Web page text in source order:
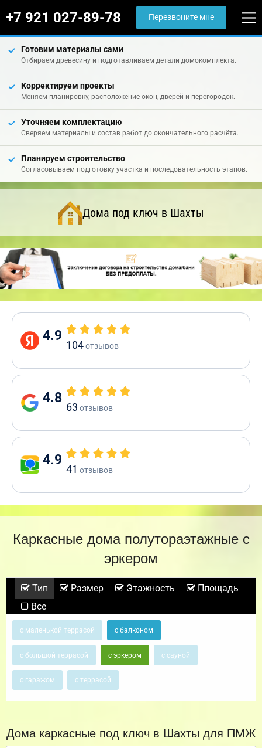
+7 921 027-89-78 Перезвоните мне
Готовим материалы сами
Отбираем древесину и подготавливаем детали домокомплекта.
Корректируем проекты
Меняем планировку, расположение окон, дверей и перегородок.
Уточняем комплектацию
Сверяем материалы и состав работ до окончательного расчёта.
Планируем строительство
Согласовываем подготовку участка и последовательность этапов.
Дома под ключ в Шахты
4.9
104отзывов
4.8
63 отзывов
4.9
41 отзывов
Каркасные дома полутораэтажные с
эркером
Тип Размер Этажность
Площадь
Все
с маленькой террасой с балконом
с большой террасой с эркером с сауной
с гаражом с террасой
Дома каркасные под ключ в Шахты для ПМЖ